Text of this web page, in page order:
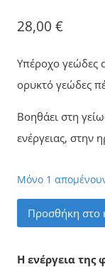
28,00 €
Υπέροχο γεώδες
ορυκτό γεώδες
Βοηθάει στη
ενέργειας, στην
Μόνο 1
Αχάτης
Γεώδες
Προσθήκη στο
Η ενέργεια της